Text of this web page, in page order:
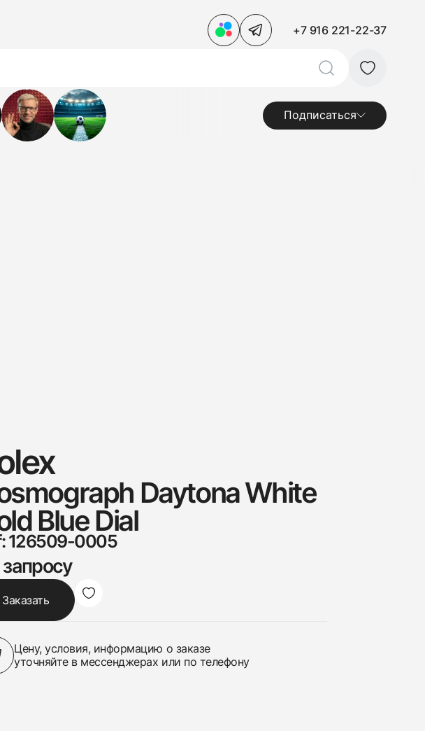
+7 916 221-22-37
Подписаться
Daytona White
Blue Dial
126509-0005
Заказать
Цену, условия, информацию о заказе
уточняйте в мессенджерах или по телефону